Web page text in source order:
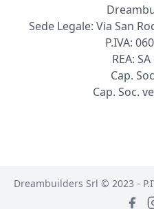
Sede Legale: Via San
P.IVA:
REA:
Cap.
Cap. Soc.
Dreambuilders Srl © 2023 -